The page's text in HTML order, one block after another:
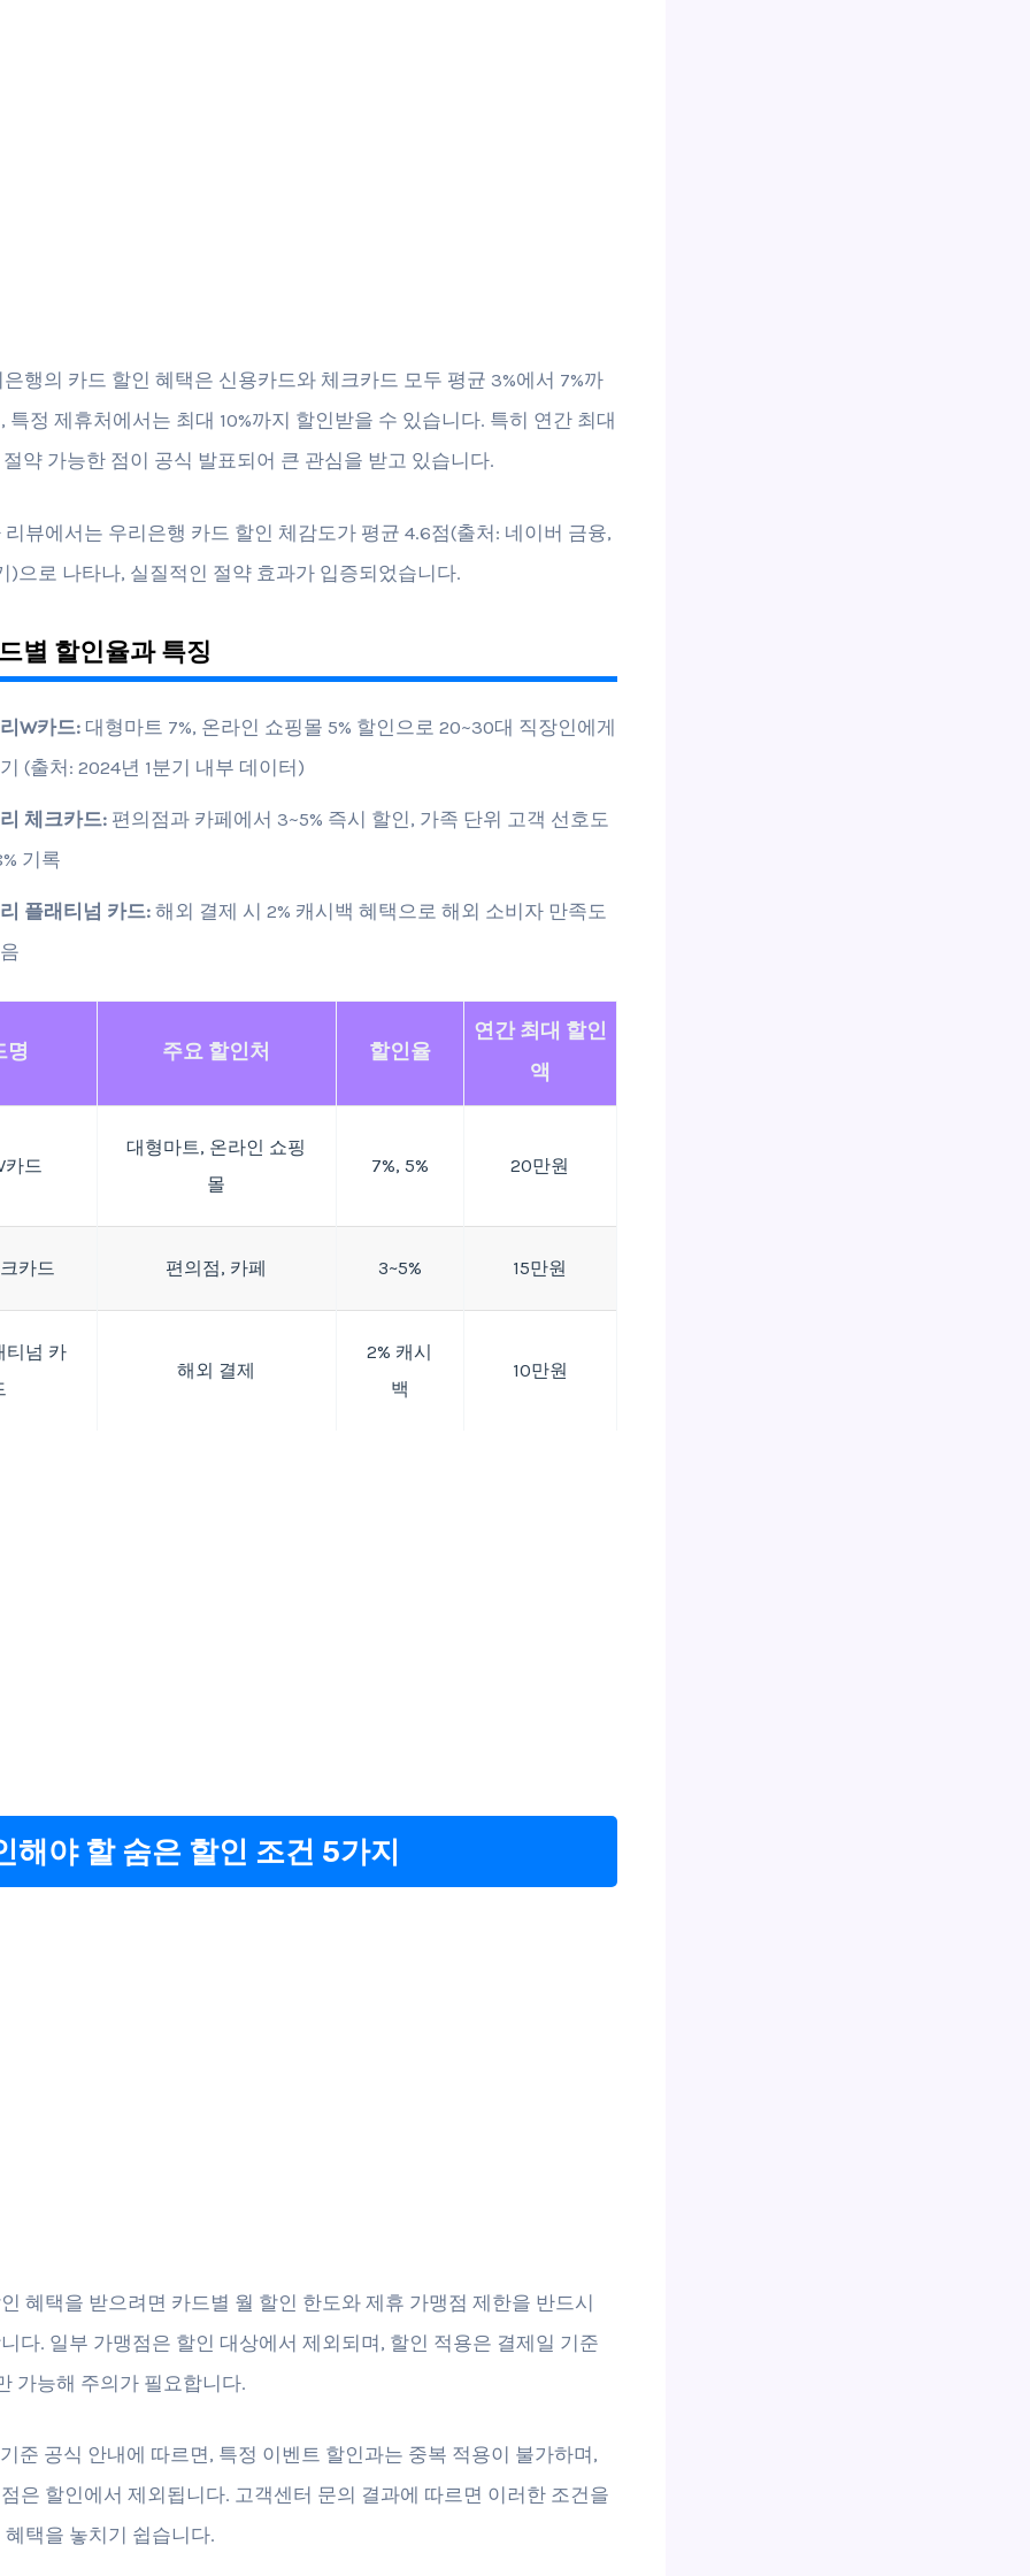
행의 카드 할인 혜택은 신용카드와 체크카드 모두 평균 3%에서 7%까
특정 제휴처에서는 최대 10%까지 할인받을 수 있습니다. 특히 연간 최대
약 가능한 점이 공식 발표되어 큰 관심을 받고 있습니다.
뷰에서는 우리은행 카드 할인 체감도가 평균 4.6점(출처: 네이버 금융,
)으로 나타나, 실질적인 절약 효과가 입증되었습니다.
별 할인율과 특징
W카드:대형마트 7%, 온라인 쇼핑몰 5% 할인으로 20~30대 직장인에게
(출처: 2024년 1분기 내부 데이터)
체크카드:편의점과 카페에서 3~5% 즉시 할인, 가족 단위 고객 선호도
기록
플래티넘 카드:해외 결제 시 2% 캐시백 혜택으로 해외 소비자 만족도
명 주요 할인처 할인율
연간 최대 할인
액
카드
대형마트, 온라인 쇼핑
몰
7%, 5% 20만원
카드 편의점, 카페 3~5% 15만원
티넘 카
해외 결제
2% 캐시
백
10만원
해야 할 숨은 할인 조건 5가지
혜택을 받으려면 카드별 월 할인 한도와 제휴 가맹점 제한을 반드시
다. 일부 가맹점은 할인 대상에서 제외되며, 할인 적용은 결제일 기준
가능해 주의가 필요합니다.
준 공식 안내에 따르면, 특정 이벤트 할인과는 중복 적용이 불가하며,
은 할인에서 제외됩니다. 고객센터 문의 결과에 따르면 이러한 조건을
택을 놓치기 쉽습니다.